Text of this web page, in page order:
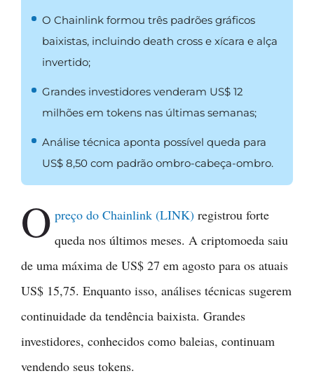
O Chainlink formou três padrões gráficos
baixistas, incluindo death cross e xícara e alça
invertido;
Grandes investidores venderam US$ 12
milhões em tokens nas últimas semanas;
Análise técnica aponta possível queda para
US$ 8,50 com padrão ombro-cabeça-ombro.
O preço do Chainlink (LINK) registrou forte
queda nos últimos meses. A criptomoeda saiu
de uma máxima de US$ 27 em agosto para os atuais
US$ 15,75. Enquanto isso, análises técnicas sugerem
continuidade da tendência baixista. Grandes
investidores, conhecidos como baleias, continuam
vendendo seus tokens.